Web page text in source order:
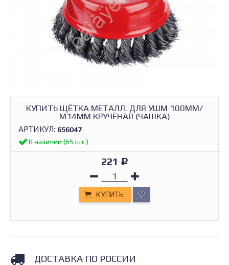
КУПИТЬ ЩЁТКА МЕТАЛЛ. ДЛЯ УШМ 100ММ/
М14ММ КРУЧЁНАЯ (ЧАШКА)
АРТИКУЛ: 656047
В наличии (65 шт.)
221 Р
КУПИТЬ
ДОСТАВКА ПО РОССИИ